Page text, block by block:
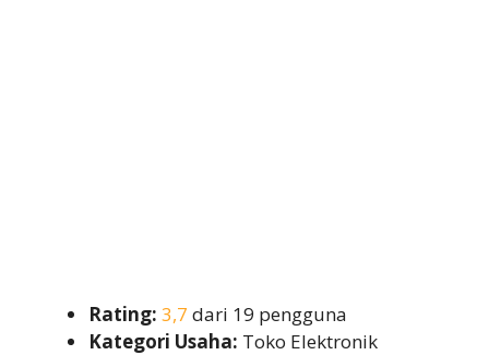
Rating: 3,7 dari 19 pengguna
Kategori Usaha: Toko Elektronik